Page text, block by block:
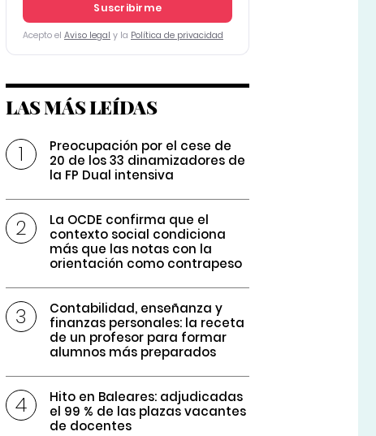
Suscribirme
Acepto el Aviso legal y la Política de privacidad
LAS MÁS LEÍDAS
Preocupación por el cese de
20 de los 33 dinamizadores de
la FP Dual intensiva
La OCDE confirma que el
contexto social condiciona
más que las notas con la
orientación como contrapeso
Contabilidad, enseñanza y
finanzas personales: la receta
de un profesor para formar
alumnos más preparados
Hito en Baleares: adjudicadas
el 99 % de las plazas vacantes
de docentes